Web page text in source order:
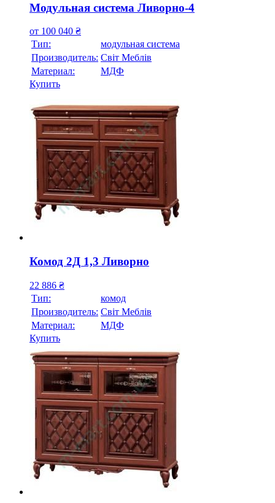
Модульная система Ливорно-4
от 100 040 ₴
Тип:
модульная система
Производитель: Свiт Меблiв
Материал:
МДФ
Купить
Комод 2Д 1,3 Ливорно
22 886 ₴
Тип:
комод
Производитель: Свiт Меблiв
Материал:
МДФ
Купить